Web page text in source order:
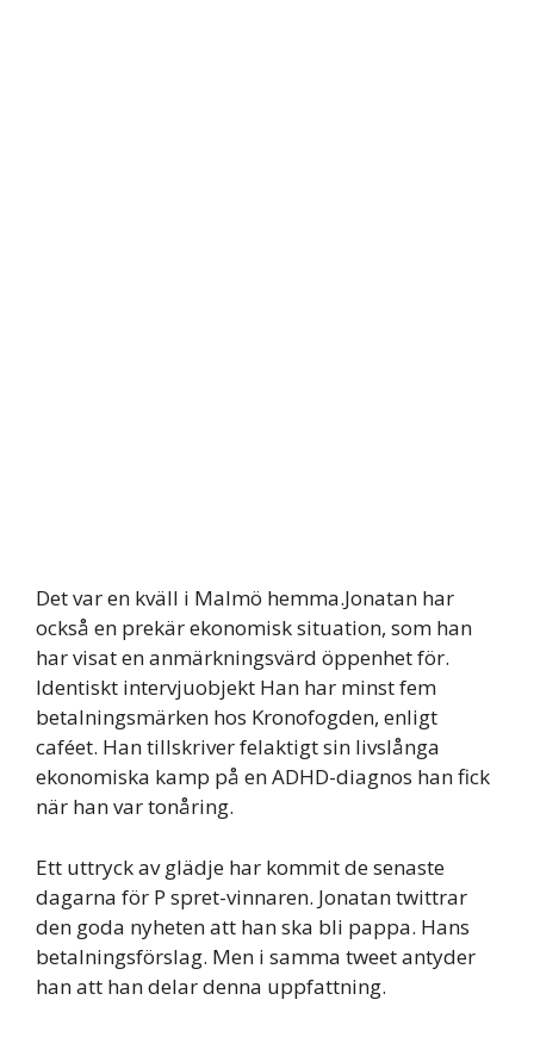
Det var en kväll i Malmö hemma.Jonatan har
också en prekär ekonomisk situation, som han
har visat en anmärkningsvärd öppenhet för.
Identiskt intervjuobjekt Han har minst fem
betalningsmärken hos Kronofogden, enligt
caféet. Han tillskriver felaktigt sin livslånga
ekonomiska kamp på en ADHD-diagnos han fick
när han var tonåring.
Ett uttryck av glädje har kommit de senaste
dagarna för P spret-vinnaren. Jonatan twittrar
den goda nyheten att han ska bli pappa. Hans
betalningsförslag. Men i samma tweet antyder
han att han delar denna uppfattning.